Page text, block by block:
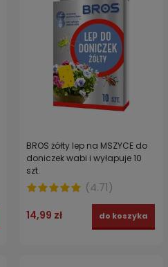
BROS żółty lep na MSZYCE do
doniczek wabi i wyłapuje 10
szt.
(4.71)
14,99 zł do koszyka